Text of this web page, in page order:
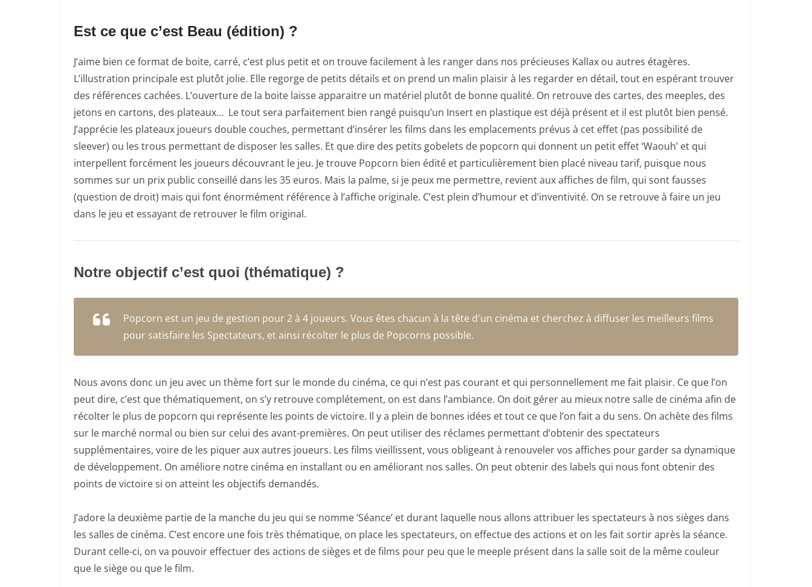
Est ce que c’est Beau (édition) ?
J’aime bien ce format de boite, carré, c’est plus petit et on trouve facilement à les ranger dans nos précieuses Kallax ou autres étagères.
L’illustration principale est plutôt jolie. Elle regorge de petits détails et on prend un malin plaisir à les regarder en détail, tout en espérant trouver
des références cachées. L’ouverture de la boite laisse apparaitre un matériel plutôt de bonne qualité. On retrouve des cartes, des meeples, des
jetons en cartons, des plateaux… Le tout sera parfaitement bien rangé puisqu’un Insert en plastique est déjà présent et il est plutôt bien pensé.
J’apprécie les plateaux joueurs double couches, permettant d’insérer les films dans les emplacements prévus à cet effet (pas possibilité de
sleever) ou les trous permettant de disposer les salles. Et que dire des petits gobelets de popcorn qui donnent un petit effet ‘Waouh’ et qui
interpellent forcément les joueurs découvrant le jeu. Je trouve Popcorn bien édité et particulièrement bien placé niveau tarif, puisque nous
sommes sur un prix public conseillé dans les 35 euros. Mais la palme, si je peux me permettre, revient aux affiches de film, qui sont fausses
(question de droit) mais qui font énormément référence à l’affiche originale. C’est plein d’humour et d’inventivité. On se retrouve à faire un jeu
dans le jeu et essayant de retrouver le film original.
Notre objectif c’est quoi (thématique) ?
Popcorn est un jeu de gestion pour 2 à 4 joueurs. Vous êtes chacun à la tête d′un cinéma et cherchez à diffuser les meilleurs films
pour satisfaire les Spectateurs, et ainsi récolter le plus de Popcorns possible.
Nous avons donc un jeu avec un thème fort sur le monde du cinéma, ce qui n’est pas courant et qui personnellement me fait plaisir. Ce que l’on
peut dire, c’est que thématiquement, on s’y retrouve complétement, on est dans l’ambiance. On doit gérer au mieux notre salle de cinéma afin de
récolter le plus de popcorn qui représente les points de victoire. Il y a plein de bonnes idées et tout ce que l’on fait a du sens. On achète des films
sur le marché normal ou bien sur celui des avant-premières. On peut utiliser des réclames permettant d’obtenir des spectateurs
supplémentaires, voire de les piquer aux autres joueurs. Les films vieillissent, vous obligeant à renouveler vos affiches pour garder sa dynamique
de développement. On améliore notre cinéma en installant ou en améliorant nos salles. On peut obtenir des labels qui nous font obtenir des
points de victoire si on atteint les objectifs demandés.
J’adore la deuxième partie de la manche du jeu qui se nomme ‘Séance’ et durant laquelle nous allons attribuer les spectateurs à nos sièges dans
les salles de cinéma. C’est encore une fois très thématique, on place les spectateurs, on effectue des actions et on les fait sortir après la séance.
Durant celle-ci, on va pouvoir effectuer des actions de sièges et de films pour peu que le meeple présent dans la salle soit de la même couleur
que le siège ou que le film.